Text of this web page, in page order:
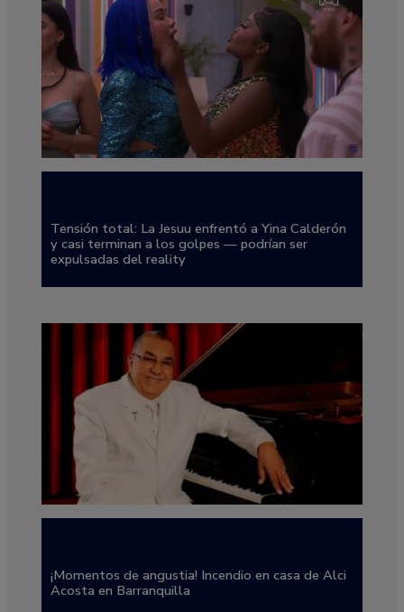
Tensión total: La Jesuu enfrentó a Yina Calderón
y casi terminan a los golpes — podrían ser
expulsadas del reality
¡Momentos de angustia! Incendio en casa de Alci
Acosta en Barranquilla